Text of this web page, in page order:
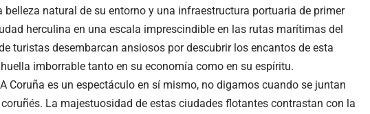
belleza natural de su entorno y una infraestructura portuaria de primer
herculina en una escala imprescindible en las rutas marítimas del
turistas desembarcan ansiosos por descubrir los encantos de esta
imborrable tanto en su economía como en su espíritu.
Coruña es un espectáculo en sí mismo, no digamos cuando se juntan
La majestuosidad de estas ciudades flotantes contrastan con la